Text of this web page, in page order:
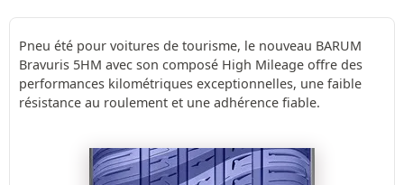
Pneu été pour voitures de tourisme, le nouveau BARUM
Bravuris 5HM avec son composé High Mileage offre des
performances kilométriques exceptionnelles, une faible
résistance au roulement et une adhérence fiable.